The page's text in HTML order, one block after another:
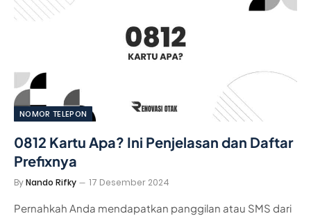
NOMOR TELEPON
0812 Kartu Apa? Ini Penjelasan dan Daftar
Prefixnya
ByNando Rifky 17 Desember 2024
Pernahkah Anda mendapatkan panggilan atau SMS dari